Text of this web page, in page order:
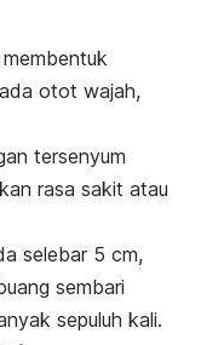
otot wajah,
tersenyum
rasa sakit atau
selebar 5 cm,
sembari
sepuluh kali.